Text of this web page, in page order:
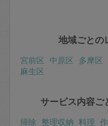
地域ごとの
宮前区 中原区 多摩区
麻生区
サービス内容ご
掃除 整理収納 料理